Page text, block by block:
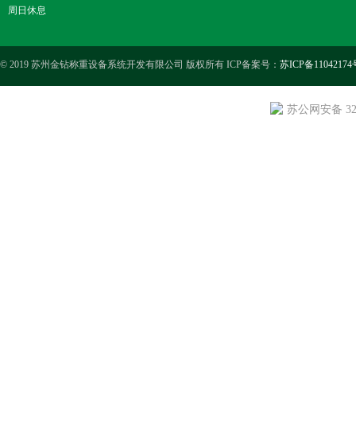
周日休息
© 2019 苏州金钻称重设备系统开发有限公司 版权所有 ICP备案号： 苏ICP备11042174
苏公网安备